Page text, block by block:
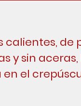
y sin
el